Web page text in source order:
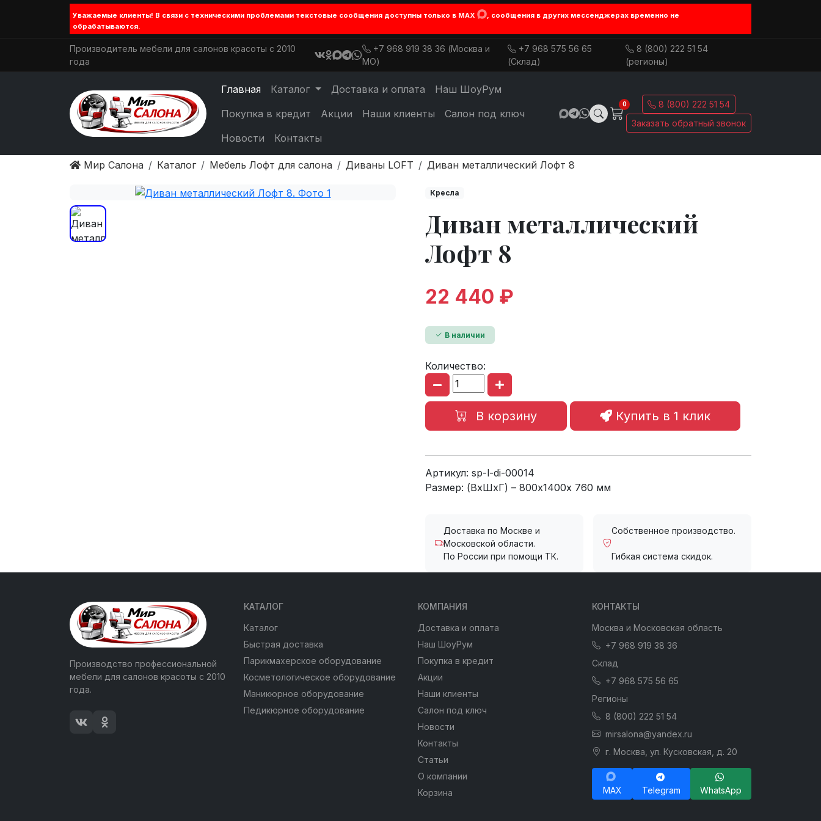
Уважаемые клиенты! В связи с техническими проблемами текстовые сообщения доступны только в MAX
, сообщения в других мессенджерах временно не
обрабатываются.
Производитель мебели для салонов красоты с 2010
года
+7 968 919 38 36 (Москва и
МО)
+7 968 575 56 65
(Склад)
8 (800) 222 51 54
(регионы)
Главная Каталог Доставка и оплата
Наш ШоуРум
Покупка в кредит
Акции Наши клиенты
Салон под ключ
Новости
Контакты
0
8 (800) 222 51 54
Заказать обратный звонок
Мир Салона Каталог Мебель Лофт для салона Диваны LOFT Диван металлический Лофт 8
Кресла
Диван металлический
Лофт 8
22 440 ₽
В наличии
Количество:
В корзину Купить в 1 клик
Артикул: sp-l-di-00014
Размер: (ВхШхГ) – 800х1400х 760 мм
Доставка по Москве и
Московской области.
По России при помощи ТК.
Собственное производство.
Гибкая система скидок.
Производство профессиональной
мебели для салонов красоты с 2010
года.
КАТАЛОГ
Каталог
Быстрая доставка
Парикмахерское оборудование
Косметологическое оборудование
Маникюрное оборудование
Педикюрное оборудование
КОМПАНИЯ
Доставка и оплата
Наш ШоуРум
Покупка в кредит
Акции
Наши клиенты
Салон под ключ
Новости
Контакты
Статьи
О компании
Корзина
КОНТАКТЫ
Москва и Московская область
+7 968 919 38 36
Склад
+7 968 575 56 65
Регионы
8 (800) 222 51 54
mirsalona@yandex.ru
г. Москва, ул. Кусковская, д. 20
MAX Telegram WhatsApp